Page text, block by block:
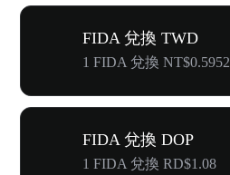
FIDA 兌換 TWD
1 FIDA 兌換 NT$0.5952
FIDA 兌換 DOP
1 FIDA 兌換 RD$1.08